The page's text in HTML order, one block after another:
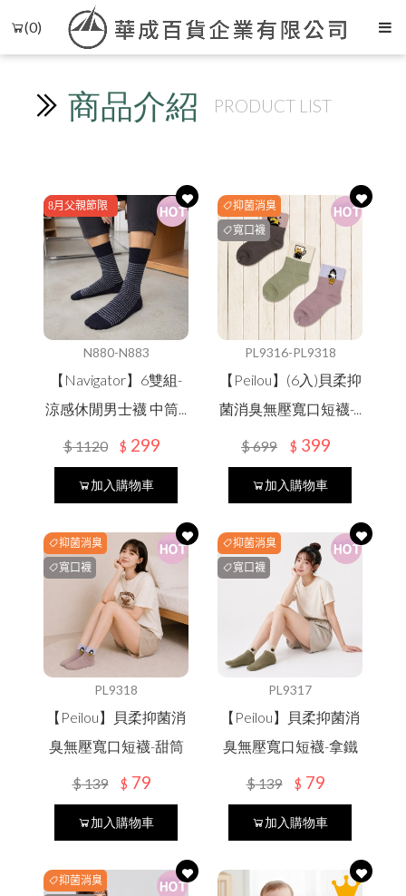
(0)
商品介紹 PRODUCT LIST
8月父親節限
時特賣
N880-N883
【Navigator】6雙組-
涼感休閒男士襪 中筒...
$1120 $ 299
加入購物車
抑菌消臭
寬口襪
PL9316-PL9318
【Peilou】(6入)貝柔抑
菌消臭無壓寬口短襪-...
$699 $ 399
加入購物車
抑菌消臭
寬口襪
PL9318
【Peilou】貝柔抑菌消
臭無壓寬口短襪-甜筒
$139 $ 79
加入購物車
抑菌消臭
寬口襪
PL9317
【Peilou】貝柔抑菌消
臭無壓寬口短襪-拿鐵
$139 $ 79
加入購物車
抑菌消臭